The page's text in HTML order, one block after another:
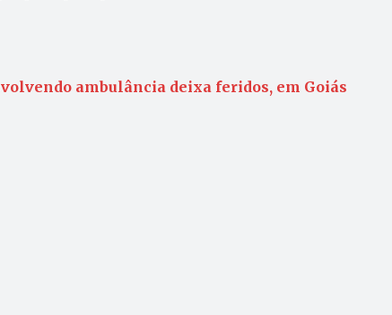
ambulância deixa feridos, em Goiás